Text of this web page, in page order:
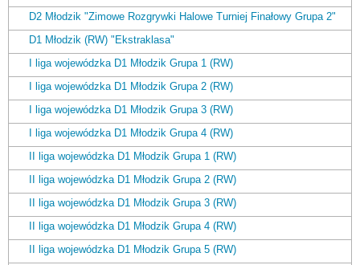
D2 Młodzik "Zimowe Rozgrywki Halowe Turniej Finałowy Grupa 2"
D1 Młodzik (RW) "Ekstraklasa"
I liga wojewódzka D1 Młodzik Grupa 1 (RW)
I liga wojewódzka D1 Młodzik Grupa 2 (RW)
I liga wojewódzka D1 Młodzik Grupa 3 (RW)
I liga wojewódzka D1 Młodzik Grupa 4 (RW)
II liga wojewódzka D1 Młodzik Grupa 1 (RW)
II liga wojewódzka D1 Młodzik Grupa 2 (RW)
II liga wojewódzka D1 Młodzik Grupa 3 (RW)
II liga wojewódzka D1 Młodzik Grupa 4 (RW)
II liga wojewódzka D1 Młodzik Grupa 5 (RW)